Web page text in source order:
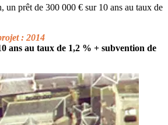
un prêt de 300 000 € sur 10 ans au taux de
: 2014
ans au taux de 1,2 % + subvention de